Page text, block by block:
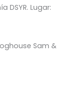
DSYR. Lugar:
Sam &